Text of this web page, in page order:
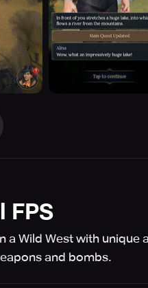
FPS
a Wild West with
and bombs.